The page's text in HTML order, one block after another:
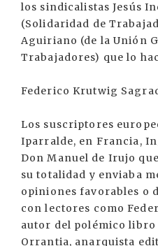
los sindicalistas Jesús
(Solidaridad de
Aguiriano (de la Unión
Trabajadores) que lo
Federico Krutwig
Los suscriptores
Iparralde, en Francia,
Don Manuel de Irujo
su totalidad y enviaba
opiniones favorables o
con lectores como
autor del polémico libro
Orrantia, anarquista